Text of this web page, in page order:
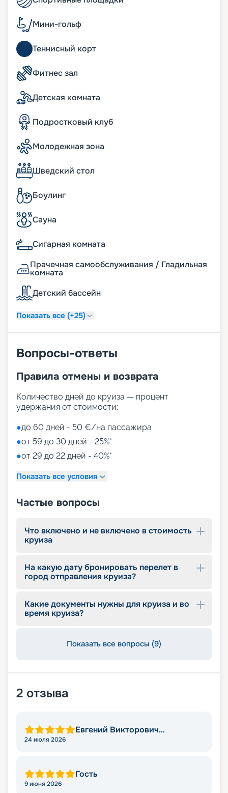
Ждем вас на борту.
Мини-гольф
Теннисный корт
Фитнес зал
Детская комната
Подростковый клуб
Молодежная зона
Шведский стол
Боулинг
Сауна
Сигарная комната
Прачечная самообслуживания / Гладильная
комната
Детский бассейн
Показать все (+25)
Вопросы-ответы
Правила отмены и возврата
Количество дней до круиза — процент
удержания от стоимости:
●до 60 дней - 50 €/на пассажира
●от 59 до 30 дней - 25%*
●от 29 до 22 дней - 40%*
Показать все условия
Частые вопросы
Что включено и не включено в стоимость
круиза
На какую дату бронировать перелет в
город отправления круиза?
Какие документы нужны для круиза и во
время круиза?
Показать все вопросы (9)
2 отзыва
Евгений Викторович
24 июля 2026
Гость
9 июня 2026